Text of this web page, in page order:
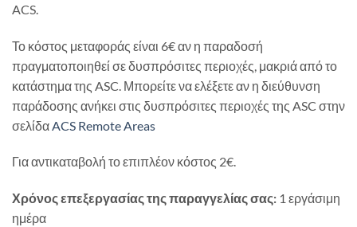
ACS.
Το κόστος μεταφοράς είναι 6€ αν η παραδοσή
πραγματοποιηθεί σε δυσπρόσιτες περιοχές, μακριά από το
κατάστημα της ASC. Μπορείτε να ελέξετε αν η διεύθυνση
παράδοσης ανήκει στις δυσπρόσιτες περιοχές της ASC στην
σελίδα ACS Remote Areas
Για αντικαταβολή το επιπλέον κόστος 2€.
Χρόνος επεξεργασίας της παραγγελίας σας: 1 εργάσιμη
ημέρα